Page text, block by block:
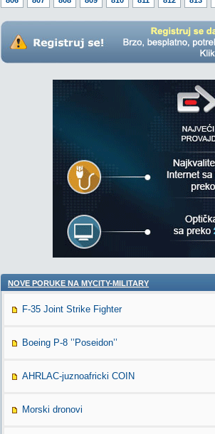
NOVE PORUKE NA MYCITY-MILITARY
F-35 Joint Strike Fighter
Boeing P-8 ’’Poseidon’’
AHRLAC-juznoafricki COIN
Morski dronovi